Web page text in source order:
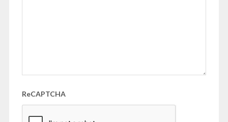
ReCAPTCHA